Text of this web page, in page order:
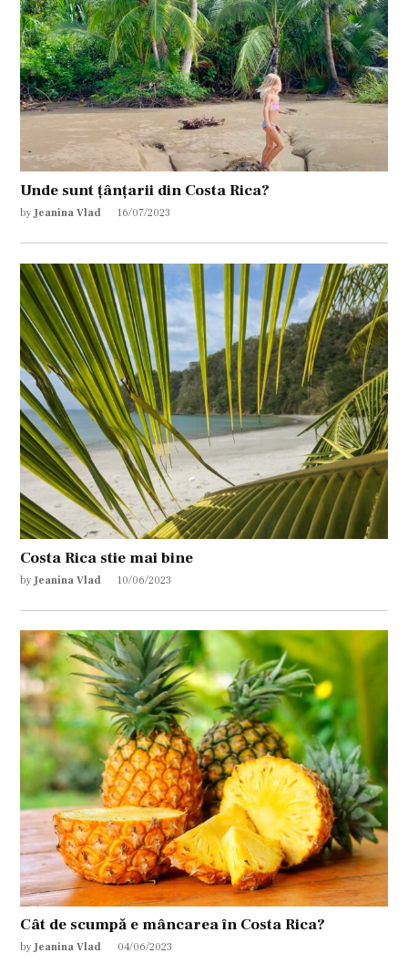
Unde sunt țânțarii din Costa Rica?
by Jeanina Vlad 16/07/2023
Costa Rica stie mai bine
by Jeanina Vlad 10/06/2023
Cât de scumpă e mâncarea în Costa Rica?
by Jeanina Vlad 04/06/2023